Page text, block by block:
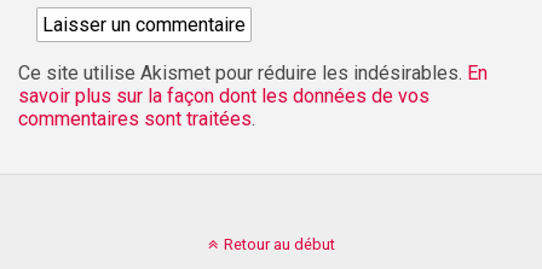
Ce site utilise Akismet pour réduire les indésirables. En
savoir plus sur la façon dont les données de vos
commentaires sont traitées.
Retour au début